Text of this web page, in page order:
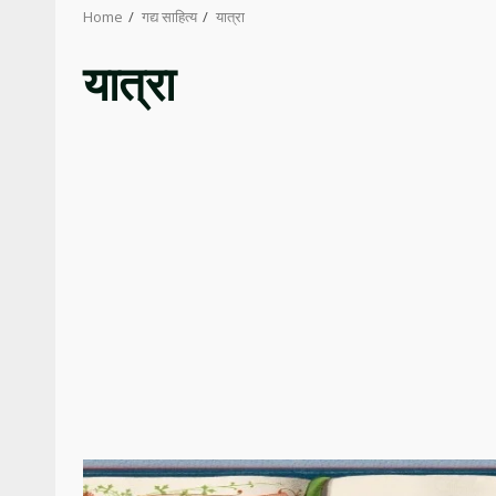
Home गद्य साहित्य यात्रा
यात्रा